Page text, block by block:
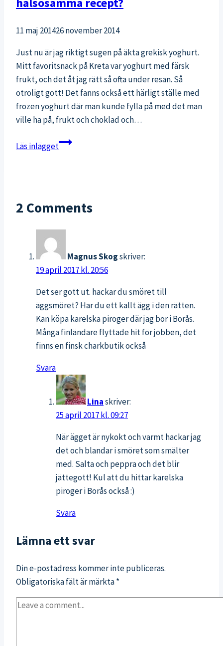
11 maj 201426 november 2014
Just nu är jag riktigt sugen på äkta grekisk yoghurt.
Mitt favoritsnack på Kreta var yoghurt med färsk
frukt, och det åt jag rätt så ofta under resan. Så
otroligt gott! Det fanns också ett härligt ställe med
frozen yoghurt där man kunde fylla på med det man
ville ha på, frukt och choklad och…
Läs inläggetFrozen
hälsosamma
2 Comments
Magnus Skogskriver:
19 april 2017 kl. 20:56
Det ser gott ut. hackar du smöret till
äggsmöret? Har du ett kallt ägg i den rätten.
Kan köpa karelska piroger där jag bor i Borås.
Många finländare flyttade hit för jobben, det
finns en finsk charkbutik också
Svara
Linaskriver:
25 april 2017 kl. 09:27
När ägget är nykokt och varmt hackar jag
det och blandar i smöret som smälter
med. Salta och peppra och det blir
jättegott! Kul att du hittar karelska
piroger i Borås också :)
Svara
Lämna ett svar
Din e-postadress kommer inte publiceras.
Obligatoriska fält är märkta*